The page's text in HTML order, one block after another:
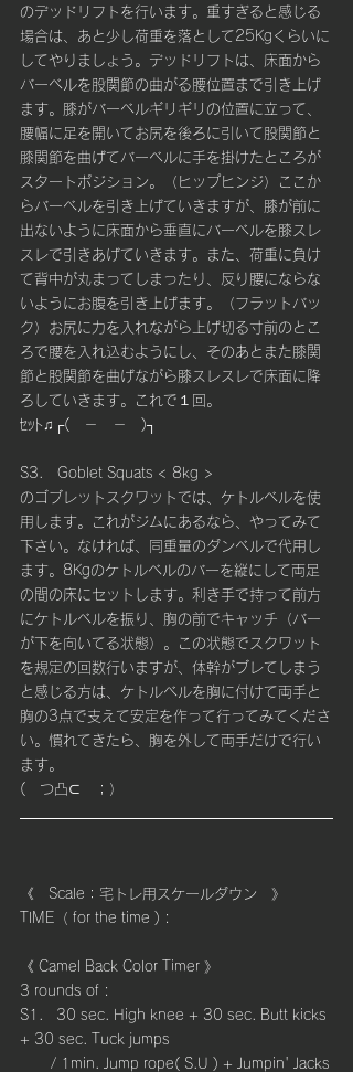
のデッドリフトを行います。重すぎると感じる
場合は、あと少し荷重を落として25Kgくらいに
してやりましょう。デッドリフトは、床面から
バーベルを股関節の曲がる腰位置まで引き上げ
ます。膝がバーベルギリギリの位置に立って、
腰幅に足を開いてお尻を後ろに引いて股関節と
膝関節を曲げてバーベルに手を掛けたところが
スタートポジション。（ヒップヒンジ）ここか
らバーベルを引き上げていきますが、膝が前に
出ないように床面から垂直にバーベルを膝スレ
スレで引きあげていきます。また、荷重に負け
て背中が丸まってしまったり、反り腰にならな
いようにお腹を引き上げます。（フラットバッ
ク）お尻に力を入れながら上げ切る寸前のとこ
ろで腰を入れ込むようにし、そのあとまた膝関
節と股関節を曲げながら膝スレスレで床面に降
ろしていきます。これで１回。
ｾｯﾄ♫┌(　－　－　)┐
S3.　Goblet Squats < 8kg >
のゴブレットスクワットでは、ケトルベルを使
用します。これがジムにあるなら、やってみて
下さい。なければ、同重量のダンベルで代用し
ます。8Kgのケトルベルのバーを縦にして両足
の間の床にセットします。利き手で持って前方
にケトルベルを振り、胸の前でキャッチ（バー
が下を向いてる状態）。この状態でスクワット
を規定の回数行いますが、体幹がブレてしまう
と感じる方は、ケトルベルを胸に付けて両手と
胸の3点で支えて安定を作って行ってみてくださ
い。慣れてきたら、胸を外して両手だけで行い
ます。
(　つ凸⊂　；）
《　Scale：宅トレ用スケールダウン　》
TIME（ for the time ) :
《 Camel Back Color Timer 》
3 rounds of :
S1.   30 sec. High knee + 30 sec. Butt kicks
+ 30 sec. Tuck jumps
       / 1min. Jump rope( S.U ) + Jumpin' Jacks